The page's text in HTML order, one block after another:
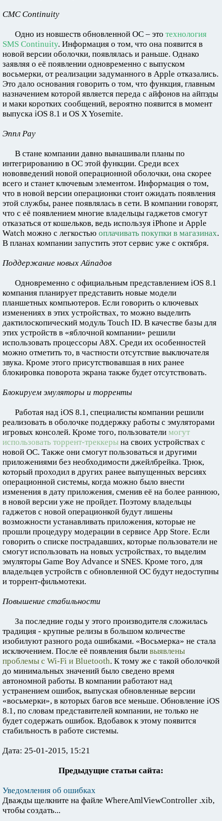
СМС Continuity
Одно из новшеств обновленной ОС – это технология
SMS Continuity. Информация о том, что она появится в
новой версии оболочки, появлялась и раньше. Однако
заявляя о её появлении одновременно с выпуском
восьмерки, от реализации задуманного в Apple отказались.
Это дало основания говорить о том, что функция, главным
назначением которой является переда с айфонов на айпэды
и маки коротких сообщений, вероятно появится в момент
выпуска iOS 8.1 и OS X Yosemite.
Эппл Pay
В стане компании давно вынашивали планы по
интегрированию в ОС этой функции. Среди всех
нововведений новой операционной оболочки, она скорее
всего и станет ключевым элементом. Информация о том,
что в новой версии операционки стоит ожидать появления
этой службы, ранее появлялась в сети. В компании говорят,
что с её появлением многие владельцы гаджетов смогут
отказаться от кошельков, ведь используя iPhone и Apple
Watch можно с легкостью оплачивать покупки в магазинах.
В планах компании запустить этот сервис уже с октября.
Поддержание новых Айпадов
Одновременно с официальным представлением iOS 8.1
компания планирует представить новые модели
планшетных компьютеров. Если говорить о ключевых
изменениях в этих устройствах, то можно выделить
дактилоскопический модуль Touch ID. В качестве базы для
этих устройств в «яблочной компании» решили
использовать процессоры A8X. Среди их особенностей
можно отметить то, в частности отсутствие выключателя
звука. Кроме этого присутствовавшая в них ранее
блокировка поворота экрана также будет отсутствовать.
Блокируем эмуляторы и торренты
Работая над iOS 8.1, специалисты компании решили
реализовать в оболочке поддержку работы с эмуляторами
игровых консолей. Кроме того, пользователи могут
использовать торрент-треккеры на своих устройствах с
новой ОС. Также они смогут пользоваться и другими
приложениями без необходимости джейлбрейка. Трюк,
который проходил в других ранее выпущенных версиях
операционной системы, когда можно было внести
изменения в дату приложения, сменив её на более раннюю,
в новой версии уже не пройдет. Поэтому владельцы
гаджетов с новой операционкой будут лишены
возможности устанавливать приложения, которые не
прошли процедуру модерации в сервисе App Store. Если
говорить о списке пострадавших, которые пользователи не
смогут использовать на новых устройствах, то выделим
эмуляторы Game Boy Advance и SNES. Кроме того, для
владельцев устройств с обновленной ОС будут недоступны
и торрент-фильмотеки.
Повышение стабильности
За последние годы у этого производителя сложилась
традиция - крупные релизы в большом количестве
изобилуют разного рода ошибками. «Восьмерка» не стала
исключением. После её появления были выявлены
проблемы с Wi-Fi и Bluetooth. К тому же с такой оболочкой
до минимальных значений было сведено время
автономной работы. В компании работают над
устранением ошибок, выпуская обновленные версии
«восьмерки», в которых багов все меньше. Обновление iOS
8.1, по словам представителей компании, не только не
будет содержать ошибок. Вдобавок к этому появится
стабильность в работе системы.
Дата: 25-01-2015, 15:21
Предыдущие статьи сайта:
Уведомления об ошибках
Дважды щелкните на файле WhereAmlViewController .xib,
чтобы создать...